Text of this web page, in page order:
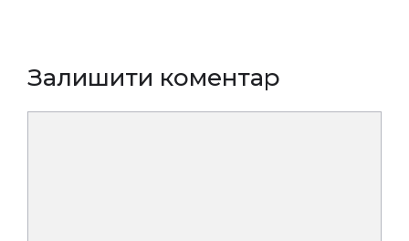
Залишити коментар